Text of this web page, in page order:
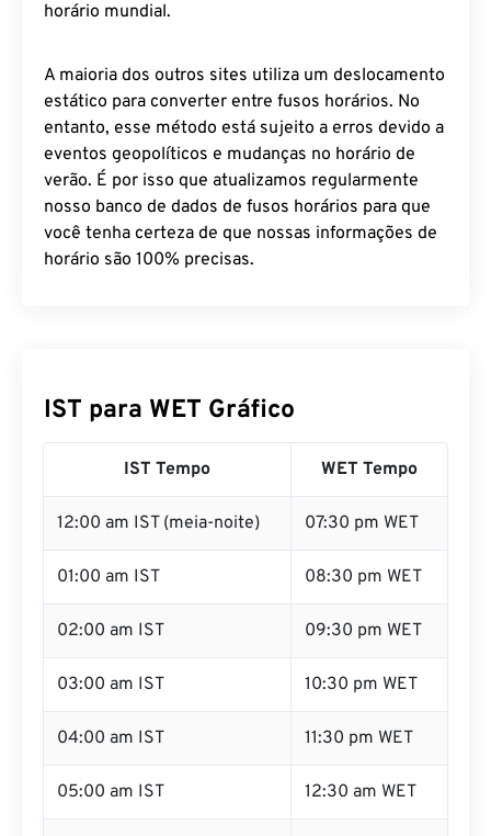
horário mundial.
A maioria dos outros sites utiliza um deslocamento
estático para converter entre fusos horários. No
entanto, esse método está sujeito a erros devido a
eventos geopolíticos e mudanças no horário de
verão. É por isso que atualizamos regularmente
nosso banco de dados de fusos horários para que
você tenha certeza de que nossas informações de
horário são 100% precisas.
IST para WET Gráfico
IST Tempo WET Tempo
12:00 am IST (meia-noite) 07:30 pm WET
01:00 am IST 08:30 pm WET
02:00 am IST 09:30 pm WET
03:00 am IST 10:30 pm WET
04:00 am IST 11:30 pm WET
05:00 am IST 12:30 am WET